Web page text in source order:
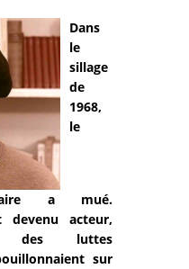
Dans
le
sillage
de
1968,
le
a mué.
devenu acteur,
des luttes
sur